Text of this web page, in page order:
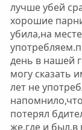
лучше убей
хорошие
убила,на
день в нашей
могу сказать
лет не
потерял
же,где и